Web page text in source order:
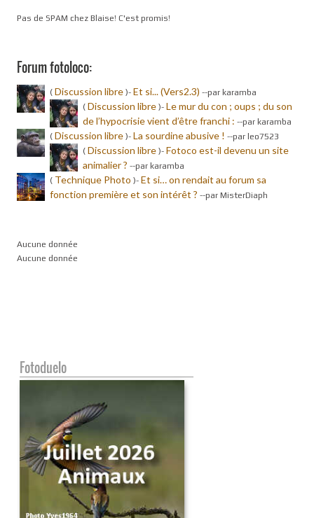
Pas de SPAM chez Blaise! C'est promis!
Forum fotoloco:
( Discussion libre )- Et si... (Vers2.3) --par karamba
( Discussion libre )- Le mur du con ; oups ; du son
de l’hypocrisie vient d’être franchi : --par karamba
( Discussion libre )- La sourdine abusive ! --par leo7523
( Discussion libre )- Fotoco est-il devenu un site
animalier ? --par karamba
( Technique Photo )- Et si… on rendait au forum sa
fonction première et son intérêt ? --par MisterDiaph
Aucune donnée
Aucune donnée
Fotoduelo